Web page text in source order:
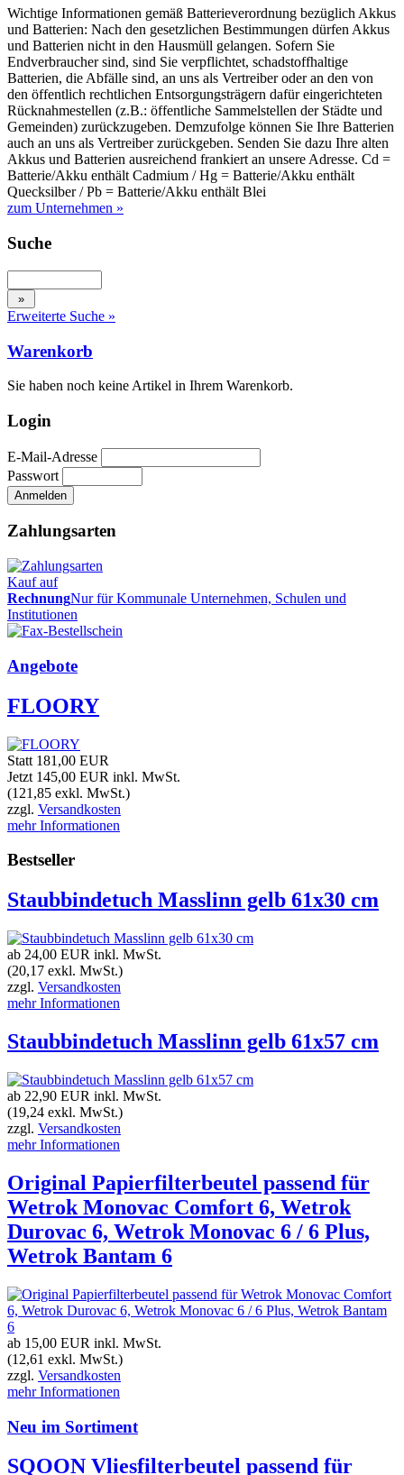
Wichtige Informationen gemäß Batterieverordnung bezüglich Akkus
und Batterien: Nach den gesetzlichen Bestimmungen dürfen Akkus
und Batterien nicht in den Hausmüll gelangen. Sofern Sie
Endverbraucher sind, sind Sie verpflichtet, schadstoffhaltige
Batterien, die Abfälle sind, an uns als Vertreiber oder an den von
den öffentlich rechtlichen Entsorgungsträgern dafür eingerichteten
Rücknahmestellen (z.B.: öffentliche Sammelstellen der Städte und
Gemeinden) zurückzugeben. Demzufolge können Sie Ihre Batterien
auch an uns als Vertreiber zurückgeben. Senden Sie dazu Ihre alten
Akkus und Batterien ausreichend frankiert an unsere Adresse. Cd =
Batterie/Akku enthält Cadmium / Hg = Batterie/Akku enthält
Quecksilber / Pb = Batterie/Akku enthält Blei
zum Unternehmen »
Suche
Erweiterte Suche »
Warenkorb
Sie haben noch keine Artikel in Ihrem Warenkorb.
Login
E-Mail-Adresse
Passwort
Zahlungsarten
Kauf auf
RechnungNur für Kommunale Unternehmen, Schulen und
Institutionen
Angebote
FLOORY
Statt 181,00 EUR
Jetzt 145,00 EUR inkl. MwSt.
(121,85 exkl. MwSt.)
zzgl. Versandkosten
mehr Informationen
Bestseller
Staubbindetuch Masslinn gelb 61x30 cm
ab 24,00 EUR inkl. MwSt.
(20,17 exkl. MwSt.)
zzgl. Versandkosten
mehr Informationen
Staubbindetuch Masslinn gelb 61x57 cm
ab 22,90 EUR inkl. MwSt.
(19,24 exkl. MwSt.)
zzgl. Versandkosten
mehr Informationen
Original Papierfilterbeutel passend für
Wetrok Monovac Comfort 6, Wetrok
Durovac 6, Wetrok Monovac 6 / 6 Plus,
Wetrok Bantam 6
ab 15,00 EUR inkl. MwSt.
(12,61 exkl. MwSt.)
zzgl. Versandkosten
mehr Informationen
Neu im Sortiment
SQOON Vliesfilterbeutel passend für